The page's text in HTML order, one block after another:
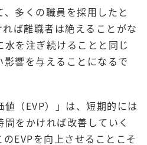
多くの職員を採用したと
ば離職者は絶えることがな
を注ぎ続けることと同じ
響を与えることになるで
値（EVP）」は、短期的には
をかければ改善していく
EVPを向上させることこそ